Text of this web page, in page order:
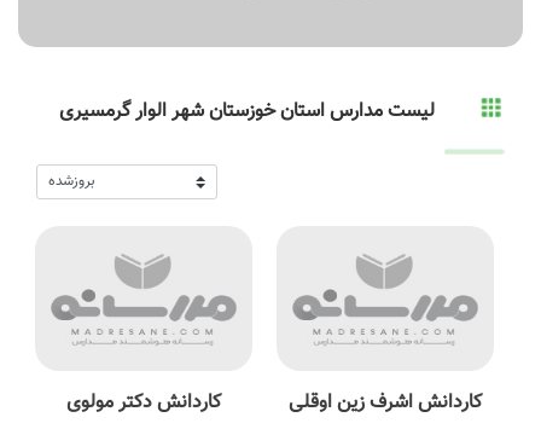
لیست مدارس استان خوزستان شهر الوار گرمسیری
کاردانش اشرف زین اوقلی کاردانش دکتر مولوی